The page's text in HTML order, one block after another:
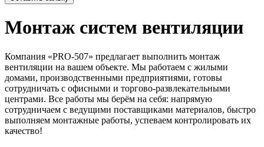
Монтаж систем вентиляции
Компания «PRO-507» предлагает выполнить монтаж
вентиляции на вашем объекте. Мы работаем с жилыми
домами, производственными предприятиями, готовы
сотрудничать с офисными и торгово-развлекательными
центрами. Все работы мы берём на себя: напрямую
сотрудничаем с ведущими поставщиками материалов, быстро
выполняем монтажные работы, успеваем контролировать их
качество!